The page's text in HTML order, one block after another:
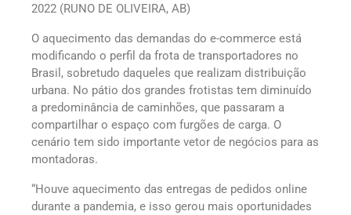
2022 (RUNO DE OLIVEIRA, AB)
O aquecimento das demandas do e-commerce está
modificando o perfil da frota de transportadores no
Brasil, sobretudo daqueles que realizam distribuição
urbana. No pátio dos grandes frotistas tem diminuído
a predominância de caminhões, que passaram a
compartilhar o espaço com furgões de carga. O
cenário tem sido importante vetor de negócios para as
montadoras.
“Houve aquecimento das entregas de pedidos online
durante a pandemia, e isso gerou mais oportunidades